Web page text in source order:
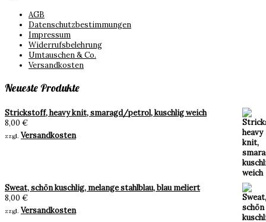
AGB
Datenschutzbestimmungen
Impressum
Widerrufsbelehrung
Umtauschen & Co.
Versandkosten
Neueste Produkte
Strickstoff, heavy knit, smaragd/petrol, kuschlig weich
8,00 €
zzgl. Versandkosten
Sweat, schön kuschlig, melange stahlblau, blau meliert
8,00 €
zzgl. Versandkosten